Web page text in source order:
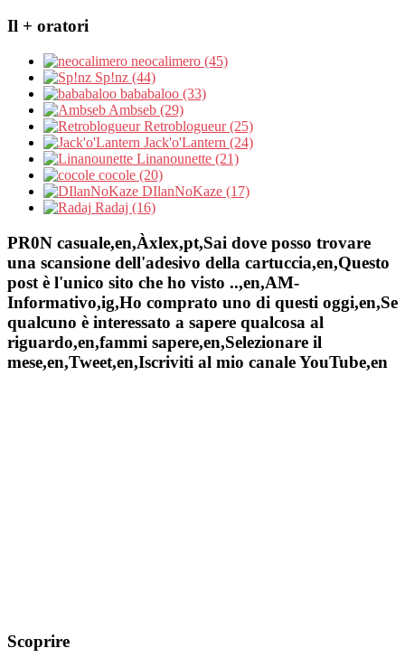
Il + oratori
neocalimero (45)
Sp!nz (44)
bababaloo (33)
Ambseb (29)
Retroblogueur (25)
Jack'o'Lantern (24)
Linanounette (21)
cocole (20)
DIlanNoKaze (17)
Radaj (16)
PR0N casuale,en,Àxlex,pt,Sai dove posso trovare
una scansione dell'adesivo della cartuccia,en,Questo
post è l'unico sito che ho visto ..,en,AM-
Informativo,ig,Ho comprato uno di questi oggi,en,Se
qualcuno è interessato a sapere qualcosa al
riguardo,en,fammi sapere,en,Selezionare il
mese,en,Tweet,en,Iscriviti al mio canale YouTube,en
Scoprire